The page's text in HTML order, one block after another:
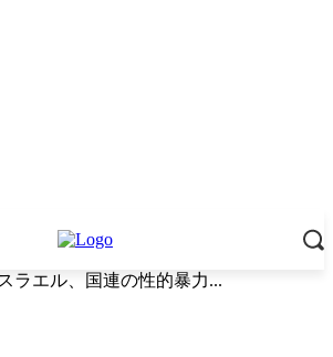
ラエル、国連の性的暴力...